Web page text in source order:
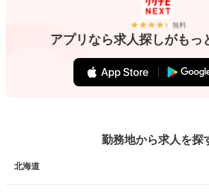
無料
アプリなら求人探しがもっ
勤務地から求人を探
北海道